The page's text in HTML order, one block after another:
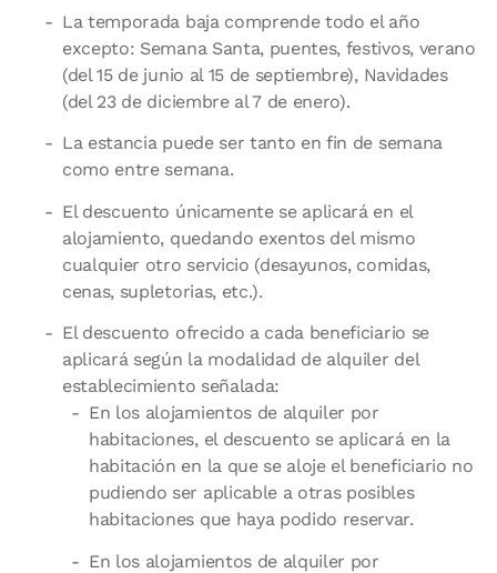
La temporada baja comprende todo el año
excepto: Semana Santa, puentes, festivos, verano
(del 15 de junio al 15 de septiembre), Navidades
(del 23 de diciembre al 7 de enero).
La estancia puede ser tanto en fin de semana
como entre semana.
El descuento únicamente se aplicará en el
alojamiento, quedando exentos del mismo
cualquier otro servicio (desayunos, comidas,
cenas, supletorias, etc.).
El descuento ofrecido a cada beneficiario se
aplicará según la modalidad de alquiler del
establecimiento señalada:
En los alojamientos de alquiler por
habitaciones, el descuento se aplicará en la
habitación en la que se aloje el beneficiario no
pudiendo ser aplicable a otras posibles
habitaciones que haya podido reservar.
En los alojamientos de alquiler por